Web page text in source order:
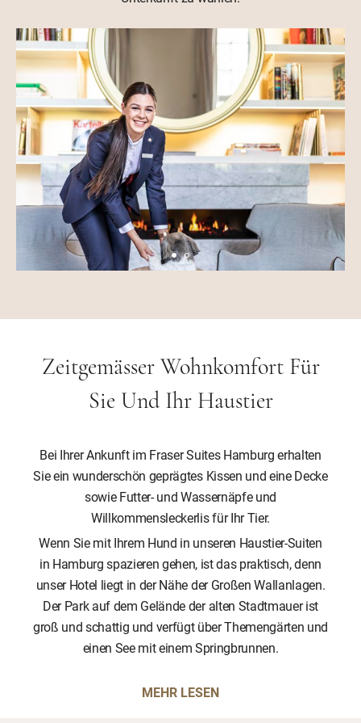
Zeitgemässer Wohnkomfort Für
Sie Und Ihr Haustier
Bei Ihrer Ankunft im Fraser Suites Hamburg erhalten
Sie ein wunderschön geprägtes Kissen und eine Decke
sowie Futter- und Wassernäpfe und
Willkommensleckerlis für Ihr Tier.
Wenn Sie mit Ihrem Hund in unseren Haustier-Suiten
in Hamburg spazieren gehen, ist das praktisch, denn
unser Hotel liegt in der Nähe der Großen Wallanlagen.
Der Park auf dem Gelände der alten Stadtmauer ist
groß und schattig und verfügt über Themengärten und
einen See mit einem Springbrunnen.
MEHR LESEN